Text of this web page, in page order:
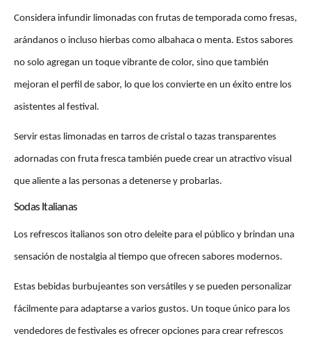
Considera infundir limonadas con frutas de temporada como fresas,
arándanos o incluso hierbas como albahaca o menta. Estos sabores
no solo agregan un toque vibrante de color, sino que también
mejoran el perfil de sabor, lo que los convierte en un éxito entre los
asistentes al festival.
Servir estas limonadas en tarros de cristal o tazas transparentes
adornadas con fruta fresca también puede crear un atractivo visual
que aliente a las personas a detenerse y probarlas.
Sodas Italianas
Los refrescos italianos son otro deleite para el público y brindan una
sensación de nostalgia al tiempo que ofrecen sabores modernos.
Estas bebidas burbujeantes son versátiles y se pueden personalizar
fácilmente para adaptarse a varios gustos. Un toque único para los
vendedores de festivales es ofrecer opciones para crear refrescos